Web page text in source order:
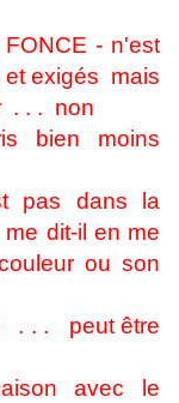
- n'est
et exigés mais
. . . non
bien moins
pas dans la
dit-il en me
ou son
. . . peut être
avec le